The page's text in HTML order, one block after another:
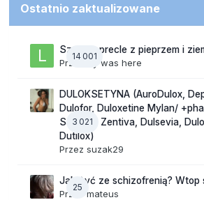
Ostatnio zaktualizowane
14 001
Szalone precle z pieprzem i
Przez lily was here
3 021
DULOKSETYNA (AuroDulox,
Dulofor, Duloxetine Mylan/
Sandoz/ Zentiva, Dulsevia,
Dutilox)
Przez suzak29
25
Jak żyć ze schizofrenią? Wtop
Przez mateus